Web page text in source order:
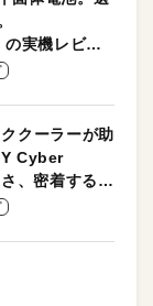
実機レビュ
クーラーが助
Cyber
、密着する冷
性がグッド！